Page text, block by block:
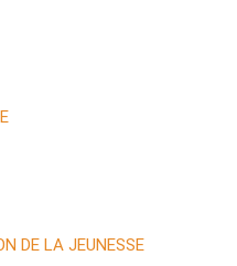
DE LA JEUNESSE